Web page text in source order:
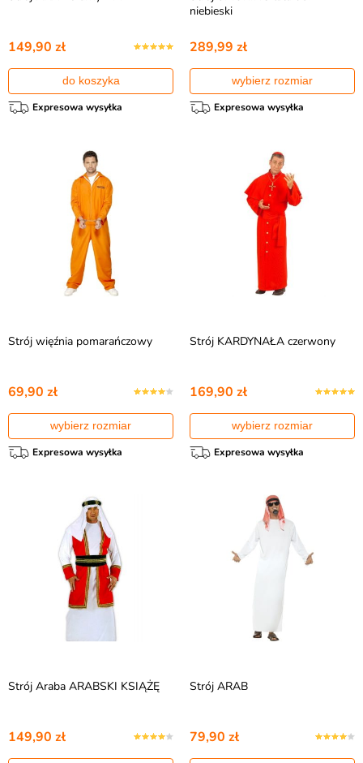
149,90 zł
do koszyka
Expresowa wysyłka
niebieski
289,99 zł
wybierz rozmiar
Expresowa wysyłka
Strój więźnia pomarańczowy
69,90 zł
wybierz rozmiar
Expresowa wysyłka
Strój KARDYNAŁA czerwony
169,90 zł
wybierz rozmiar
Expresowa wysyłka
Strój Araba ARABSKI KSIĄŻĘ
149,90 zł
Strój ARAB
79,90 zł